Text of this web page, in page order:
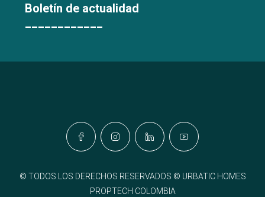
Boletín de actualidad
© TODOS LOS DERECHOS RESERVADOS © URBATIC HOMES
PROPTECH COLOMBIA